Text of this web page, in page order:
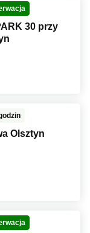
30 przy
Olsztyn